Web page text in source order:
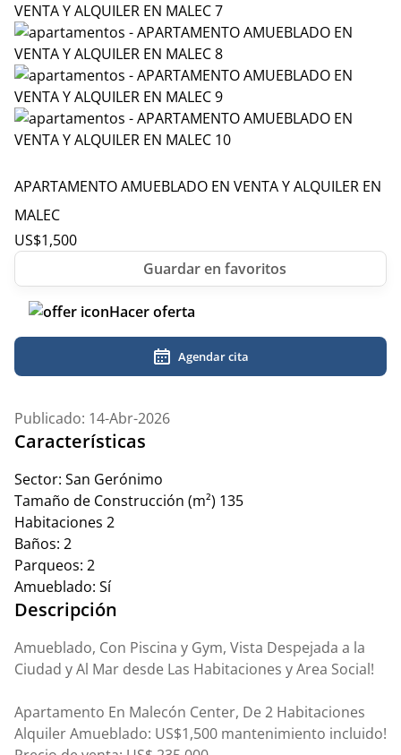
APARTAMENTO AMUEBLADO EN VENTA Y ALQUILER EN
MALEC
US$1,500
Hacer oferta
Agendar cita
Publicado: 14-Abr-2026
Características
Sector: San Gerónimo
Tamaño de Construcción (m²) 135
Habitaciones 2
Baños: 2
Parqueos: 2
Amueblado: Sí
Descripción
Amueblado, Con Piscina y Gym, Vista Despejada a la
Ciudad y Al Mar desde Las Habitaciones y Area Social!
Apartamento En Malecón Center, De 2 Habitaciones
Alquiler Amueblado: US$1,500 mantenimiento incluido!